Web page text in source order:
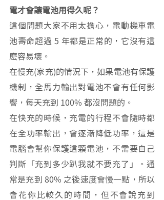
電才會讓電池用得久呢？
這個問題大家不用太擔心，電動機車電
池壽命超過 5 年都是正常的，它沒有這
麽容易壞。
在慢充(家充)的情況下，如果電池有保護
機制，全馬力輸出對電池不會有任何影
響，每天充到 100% 都沒問題的。
在快充的時候，充電的行程不會隨時都
在全功率輸出，會逐漸降低功率，這是
電腦會幫你保護這顆電池，不需要自己
判斷「充到多少趴我就不要充了」。通
常是充到 80% 之後速度會慢一點，所以
會花你比較久的時間，但不會說充到